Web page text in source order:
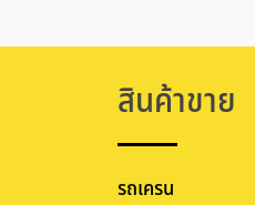
สินค้าขาย
รถเครน